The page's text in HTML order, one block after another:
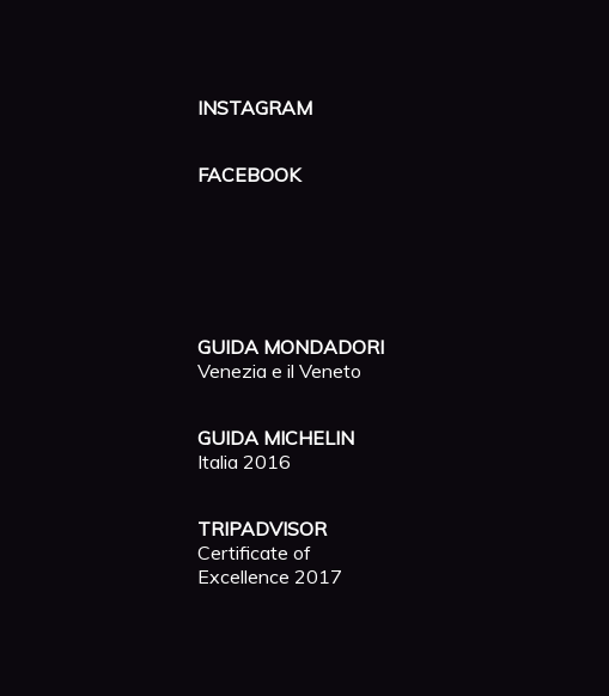
INSTAGRAM
FACEBOOK
GUIDA MONDADORI
Venezia e il Veneto
GUIDA MICHELIN
Italia 2016
TRIPADVISOR
Certificate of
Excellence 2017